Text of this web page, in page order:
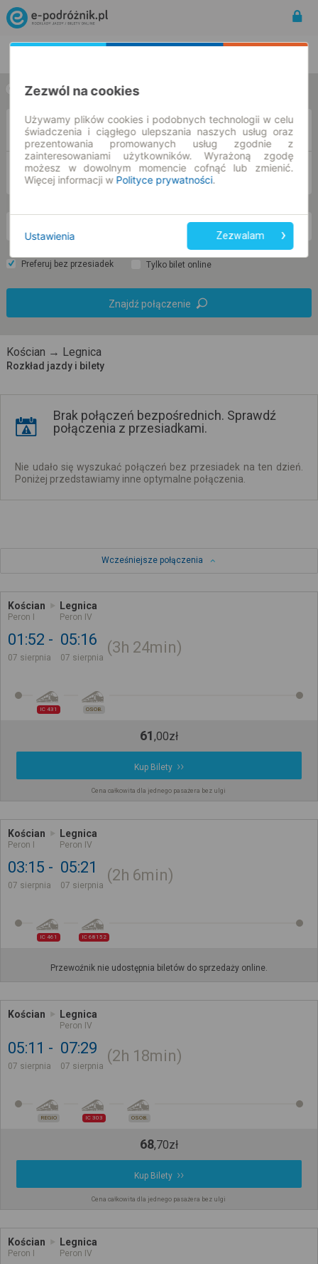
w jedną stronę w obie strony
DO
Preferuj bez przesiadek Tylko bilet online
Znajdź połączenie
Kościan → Legnica
Rozkład jazdy i bilety
Brak połączeń bezpośrednich. Sprawdź
połączenia z przesiadkami.
Nie udało się wyszukać połączeń bez przesiadek na ten dzień.
Poniżej przedstawiamy inne optymalne połączenia.
Wcześniejsze połączenia
Kościan
Peron I
Legnica
Peron IV
01:52
07 sierpnia
05:16
07 sierpnia
3h 24min
IC 431 OSOB.
61,00zł
Kup Bilety
Cena całkowita dla jednego pasażera bez ulgi
Kościan
Peron I
Legnica
Peron IV
03:15
07 sierpnia
05:21
07 sierpnia
2h 6min
IC 461 IC 68152
Przewoźnik nie udostępnia biletów do sprzedaży online.
Kościan Legnica
Peron IV
05:11
07 sierpnia
07:29
07 sierpnia
2h 18min
REGIO IC 303 OSOB.
68,70zł
Kup Bilety
Cena całkowita dla jednego pasażera bez ulgi
Kościan
Peron I
Legnica
Peron IV
Zezwól na cookies
Używamy plików cookies i podobnych technologii w celu
świadczenia i ciągłego ulepszania naszych usług oraz
prezentowania promowanych usług zgodnie z
zainteresowaniami użytkowników. Wyrażoną zgodę
możesz w dowolnym momencie cofnąć lub zmienić.
Więcej informacji w Polityce prywatności.
Ustawienia Zezwalam